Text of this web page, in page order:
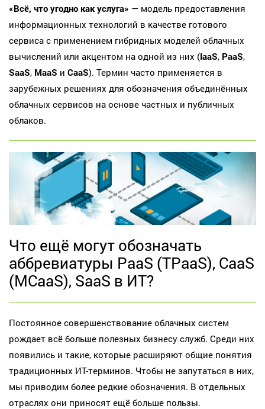
«Всё, что угодно как услуга» — модель предоставления
информационных технологий в качестве готового
сервиса с применением гибридных моделей облачных
вычислений или акцентом на одной из них (IaaS, PaaS,
SaaS, MaaS и CaaS). Термин часто применяется в
зарубежных решениях для обозначения объединённых
облачных сервисов на основе частных и публичных
облаков.
Что ещё могут обозначать
аббревиатуры PaaS (TPaaS), CaaS
(MCaaS), SaaS в ИТ?
Постоянное совершенствование облачных систем
рождает всё больше полезных бизнесу служб. Среди них
появились и такие, которые расширяют общие понятия
традиционных ИТ-терминов. Чтобы не запутаться в них,
мы приводим более редкие обозначения. В отдельных
отраслях они приносят ещё больше пользы.